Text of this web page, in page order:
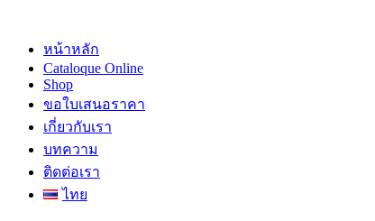
contentหน้าหลัก
Cataloque Online
Shop
ขอใบเสนอราคา
เกี่ยวกับเรา
บทความ
ติดต่อเรา
ไทย